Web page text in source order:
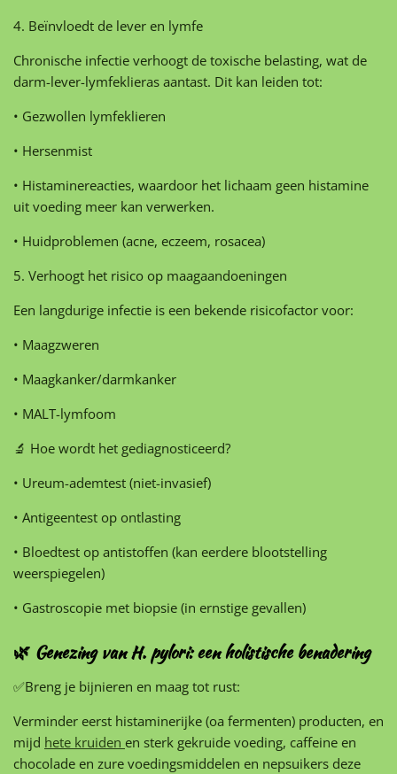
4. Beïnvloedt de lever en lymfe
Chronische infectie verhoogt de toxische belasting, wat de
darm-lever-lymfeklieras aantast. Dit kan leiden tot:
• Gezwollen lymfeklieren
• Hersenmist
• Histaminereacties, waardoor het lichaam geen histamine
uit voeding meer kan verwerken.
• Huidproblemen (acne, eczeem, rosacea)
5. Verhoogt het risico op maagaandoeningen
Een langdurige infectie is een bekende risicofactor voor:
• Maagzweren
• Maagkanker/darmkanker
• MALT-lymfoom
🔬 Hoe wordt het gediagnosticeerd?
• Ureum-ademtest (niet-invasief)
• Antigeentest op ontlasting
• Bloedtest op antistoffen (kan eerdere blootstelling
weerspiegelen)
• Gastroscopie met biopsie (in ernstige gevallen)
🌿 Genezing van H. pylori: een holistische benadering
✅Breng je bijnieren en maag tot rust:
Verminder eerst histaminerijke (oa fermenten) producten, en
mijd hete kruiden en sterk gekruide voeding, caffeine en
chocolade en zure voedingsmiddelen en nepsuikers deze